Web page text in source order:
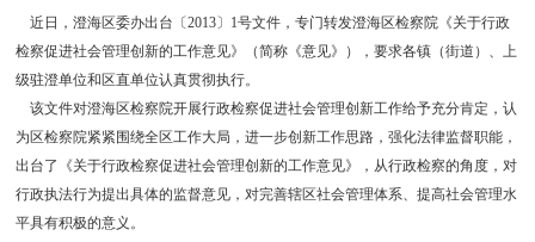
近日，澄海区委办出台〔2013〕1号文件，专门转发澄海区检察院《关于行政
检察促进社会管理创新的工作意见》（简称《意见》），要求各镇（街道）、上
级驻澄单位和区直单位认真贯彻执行。
该文件对澄海区检察院开展行政检察促进社会管理创新工作给予充分肯定，认
为区检察院紧紧围绕全区工作大局，进一步创新工作思路，强化法律监督职能，
出台了《关于行政检察促进社会管理创新的工作意见》，从行政检察的角度，对
行政执法行为提出具体的监督意见，对完善辖区社会管理体系、提高社会管理水
平具有积极的意义。